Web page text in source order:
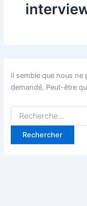
Il semble que nous
demandé. Peut-être
Rechercher :